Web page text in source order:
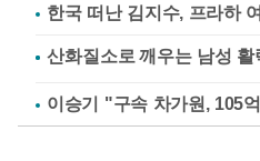
한국 떠난 김지수, 프라하
이승기 "구속 차가원, 105